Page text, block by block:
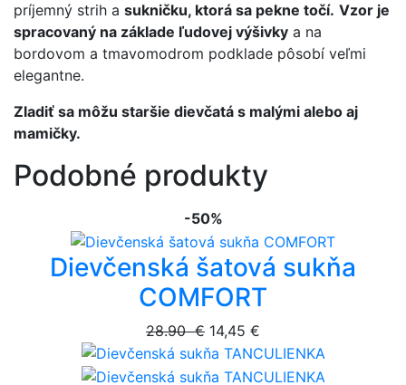
príjemný strih a sukničku, ktorá sa pekne točí. Vzor je
spracovaný na základe ľudovej výšivky a na
bordovom a tmavomodrom podklade pôsobí veľmi
elegantne.
Zladiť sa môžu staršie dievčatá s malými alebo aj
mamičky.
Podobné produkty
-50%
Dievčenská šatová sukňa
COMFORT
28.90 € 14,45 €